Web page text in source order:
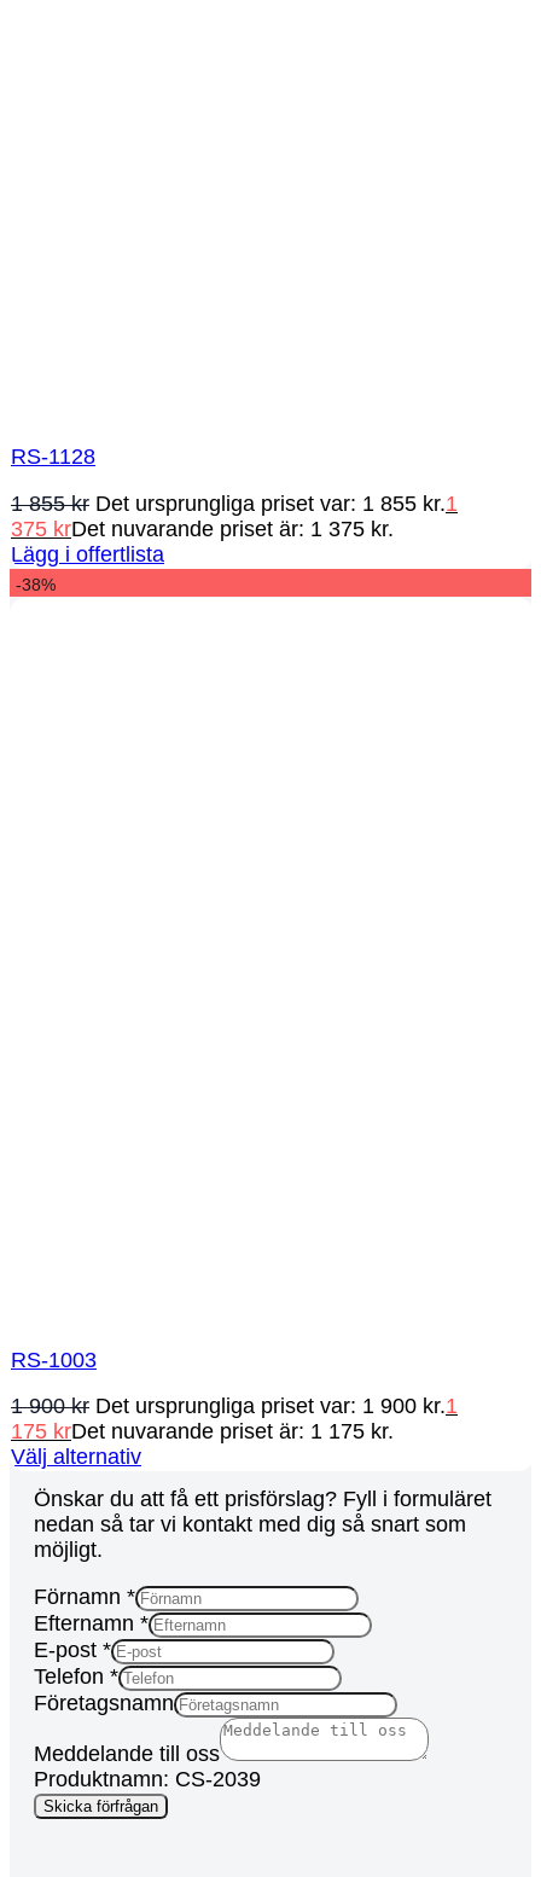
RS-1128
1 855kr Det ursprungliga priset var: 1 855 kr.1
375 krDet nuvarande priset är: 1 375 kr.
Lägg i offertlista
-38%
RS-1003
1 900kr Det ursprungliga priset var: 1 900 kr.1
175 krDet nuvarande priset är: 1 175 kr.
Välj alternativ
Önskar du att få ett prisförslag? Fyll i formuläret
nedan så tar vi kontakt med dig så snart som
möjligt.
URL
Ad
Meddelande
Förnamn *
Efternamn *
E-post *
Telefon *
Företagsnamn
Meddelande till oss
Produktnamn: CS-2039
Skicka förfrågan